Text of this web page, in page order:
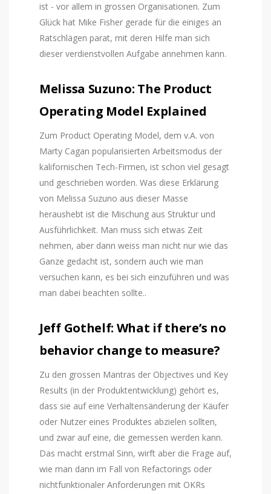
ist - vor allem in grossen Organisationen. Zum
Glück hat Mike Fisher gerade für die einiges an
Ratschlägen parat, mit deren Hilfe man sich
dieser verdienstvollen Aufgabe annehmen kann.
Melissa Suzuno: The Product
Operating Model Explained
Zum Product Operating Model, dem v.A. von
Marty Cagan popularisierten Arbeitsmodus der
kalifornischen Tech-Firmen, ist schon viel gesagt
und geschrieben worden. Was diese Erklärung
von Melissa Suzuno aus dieser Masse
heraushebt ist die Mischung aus Struktur und
Ausführlichkeit. Man muss sich etwas Zeit
nehmen, aber dann weiss man nicht nur wie das
Ganze gedacht ist, sondern auch wie man
versuchen kann, es bei sich einzuführen und was
man dabei beachten sollte..
Jeff Gothelf: What if there’s no
behavior change to measure?
Zu den grossen Mantras der Objectives und Key
Results (in der Produktentwicklung) gehört es,
dass sie auf eine Verhaltensänderung der Käufer
oder Nutzer eines Produktes abzielen sollten,
und zwar auf eine, die gemessen werden kann.
Das macht erstmal Sinn, wirft aber die Frage auf,
wie man dann im Fall von Refactorings oder
nichtfunktionaler Anforderungen mit OKRs